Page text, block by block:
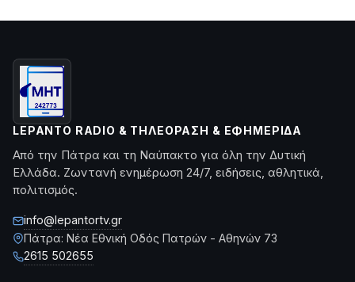
LEPANTO RADIO & ΤΗΛΕΌΡΑΣΗ & ΕΦΗΜΕΡΊΔΑ
Από την Πάτρα και τη Ναύπακτο για όλη την Δυτική
Ελλάδα. Ζωντανή ενημέρωση 24/7, ειδήσεις, αθλητικά,
πολιτισμός.
info@lepantortv.gr
Πάτρα: Νέα Εθνική Οδός Πατρών - Αθηνών 73
2615 502655